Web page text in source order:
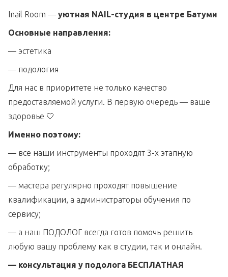
Inail Room — уютная NAIL-студия в центре Батуми
Основные направления:
— эстетика
— подология
Для нас в приоритете не только качество
предоставляемой услуги. В первую очередь — ваше
здоровье 🤍
Именно поэтому:
— все наши инструменты проходят 3-х этапную
обработку;
— мастера регулярно проходят повышение
квалификации, а администраторы обучения по
сервису;
— а наш ПОДОЛОГ всегда готов помочь решить
любую вашу проблему как в студии, так и онлайн.
— консультация у подолога БЕСПЛАТНАЯ